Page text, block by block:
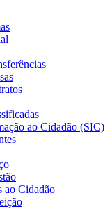
ao Cidadão (SIC)
ao Cidadão